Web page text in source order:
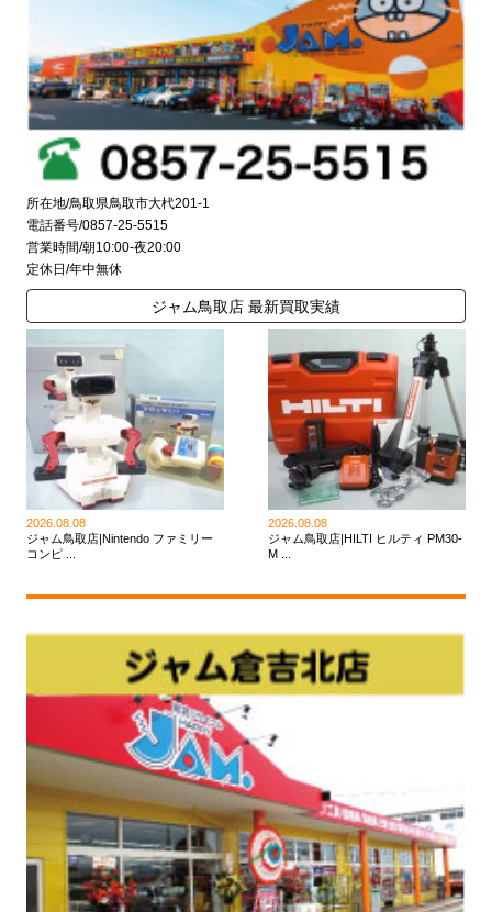
所在地/鳥取県鳥取市大杙201-1
電話番号/0857-25-5515
営業時間/朝10:00-夜20:00
定休日/年中無休
ジャム鳥取店 最新買取実績
2026.08.08
ジャム鳥取店|Nintendo ファミリー
コンピ ...
2026.08.08
ジャム鳥取店|HILTI ヒルティ PM30-
M ...